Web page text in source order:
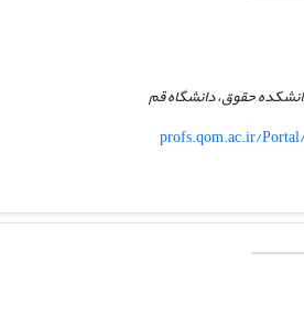
حقوق، دانشگاه قم
profs.qom.ac.ir/